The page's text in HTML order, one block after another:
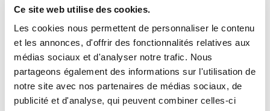
Ce site web utilise des cookies.
Les cookies nous permettent de personnaliser le contenu
et les annonces, d'offrir des fonctionnalités relatives aux
médias sociaux et d'analyser notre trafic. Nous
partageons également des informations sur l'utilisation de
notre site avec nos partenaires de médias sociaux, de
publicité et d'analyse, qui peuvent combiner celles-ci
Poncho Mystic Waffle Tidal Blue
Prix
89,99 €
Casque BangProof Bucket V2 2026
Prix
139,00 €